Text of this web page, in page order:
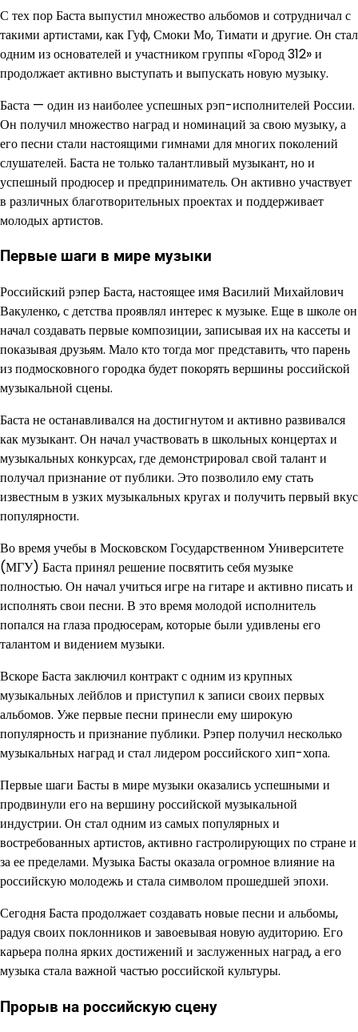
С тех пор Баста выпустил множество альбомов и сотрудничал с
такими артистами, как Гуф, Смоки Мо, Тимати и другие. Он стал
одним из основателей и участником группы «Город 312» и
продолжает активно выступать и выпускать новую музыку.
Баста — один из наиболее успешных рэп-исполнителей России.
Он получил множество наград и номинаций за свою музыку, а
его песни стали настоящими гимнами для многих поколений
слушателей. Баста не только талантливый музыкант, но и
успешный продюсер и предприниматель. Он активно участвует
в различных благотворительных проектах и поддерживает
молодых артистов.
Первые шаги в мире музыки
Российский рэпер Баста, настоящее имя Василий Михайлович
Вакуленко, с детства проявлял интерес к музыке. Еще в школе он
начал создавать первые композиции, записывая их на кассеты и
показывая друзьям. Мало кто тогда мог представить, что парень
из подмосковного городка будет покорять вершины российской
музыкальной сцены.
Баста не останавливался на достигнутом и активно развивался
как музыкант. Он начал участвовать в школьных концертах и
музыкальных конкурсах, где демонстрировал свой талант и
получал признание от публики. Это позволило ему стать
известным в узких музыкальных кругах и получить первый вкус
популярности.
Во время учебы в Московском Государственном Университете
(МГУ) Баста принял решение посвятить себя музыке
полностью. Он начал учиться игре на гитаре и активно писать и
исполнять свои песни. В это время молодой исполнитель
попался на глаза продюсерам, которые были удивлены его
талантом и видением музыки.
Вскоре Баста заключил контракт с одним из крупных
музыкальных лейблов и приступил к записи своих первых
альбомов. Уже первые песни принесли ему широкую
популярность и признание публики. Рэпер получил несколько
музыкальных наград и стал лидером российского хип-хопа.
Первые шаги Басты в мире музыки оказались успешными и
продвинули его на вершину российской музыкальной
индустрии. Он стал одним из самых популярных и
востребованных артистов, активно гастролирующих по стране и
за ее пределами. Музыка Басты оказала огромное влияние на
российскую молодежь и стала символом прошедшей эпохи.
Сегодня Баста продолжает создавать новые песни и альбомы,
радуя своих поклонников и завоевывая новую аудиторию. Его
карьера полна ярких достижений и заслуженных наград, а его
музыка стала важной частью российской культуры.
Прорыв на российскую сцену